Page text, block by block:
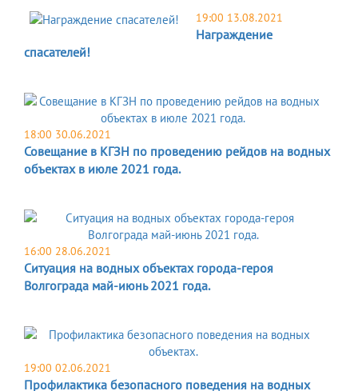
19:00 13.08.2021
Награждение
спасателей!
18:00 30.06.2021
Совещание в КГЗН по проведению рейдов на водных
объектах в июле 2021 года.
16:00 28.06.2021
Ситуация на водных объектах города-героя
Волгограда май-июнь 2021 года.
19:00 02.06.2021
Профилактика безопасного поведения на водных